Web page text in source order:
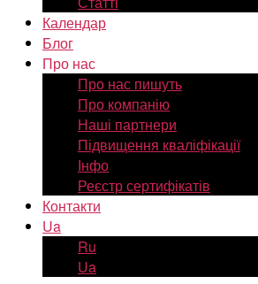
Календар
Блог
Про нас
Про нас пишуть
Про компанію
Наші партнери
Підвищення кваліфікації
Інфо
Реєстр сертифікатів
Контакти
Ua
Ru
Ua